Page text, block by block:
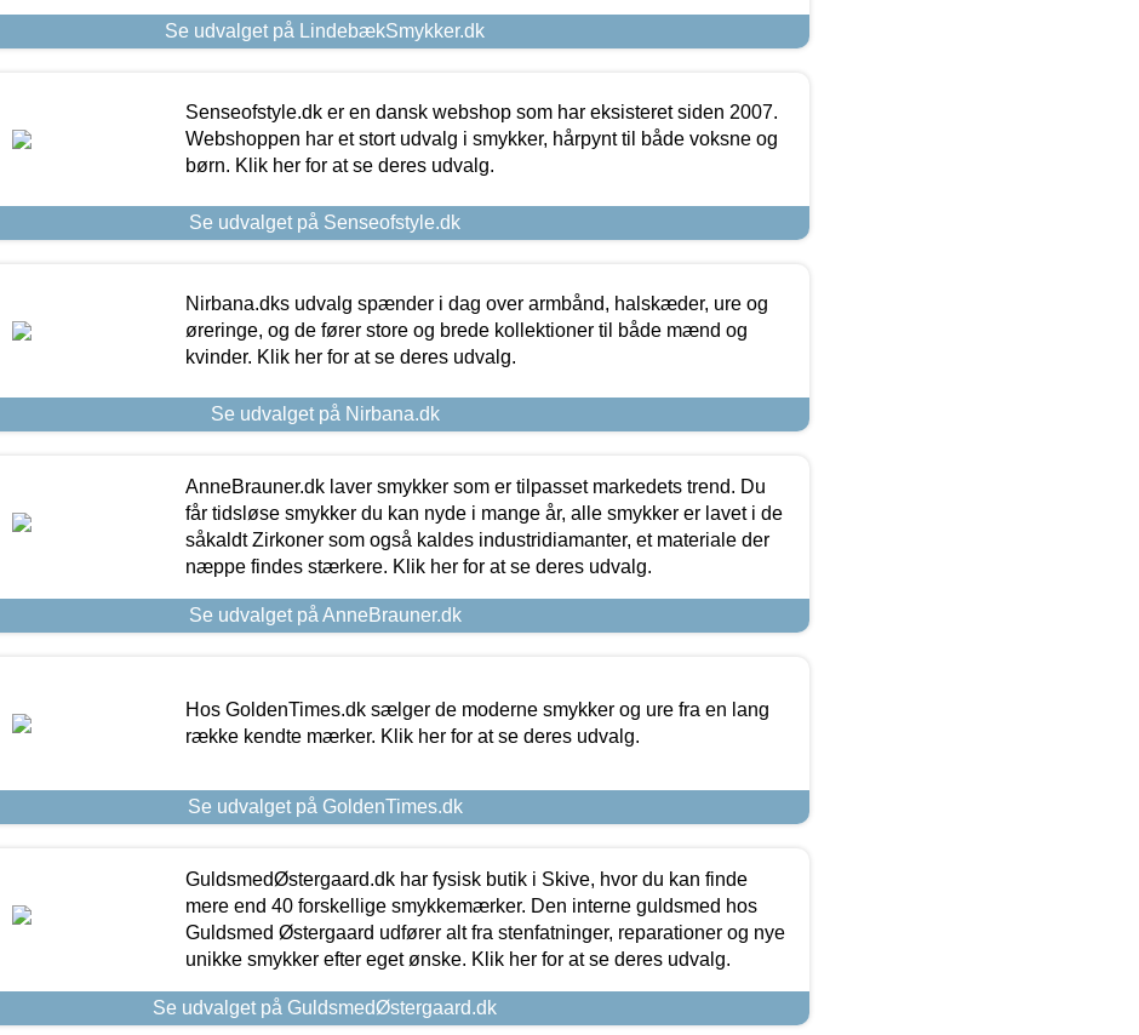
Se udvalget på LindebækSmykker.dk
Senseofstyle.dk er en dansk webshop som har eksisteret siden 2007.
Webshoppen har et stort udvalg i smykker, hårpynt til både voksne og
børn. Klik her for at se deres udvalg.
Se udvalget på Senseofstyle.dk
Nirbana.dks udvalg spænder i dag over armbånd, halskæder, ure og
øreringe, og de fører store og brede kollektioner til både mænd og
kvinder. Klik her for at se deres udvalg.
Se udvalget på Nirbana.dk
AnneBrauner.dk laver smykker som er tilpasset markedets trend. Du
får tidsløse smykker du kan nyde i mange år, alle smykker er lavet i de
såkaldt Zirkoner som også kaldes industridiamanter, et materiale der
næppe findes stærkere. Klik her for at se deres udvalg.
Se udvalget på AnneBrauner.dk
Hos GoldenTimes.dk sælger de moderne smykker og ure fra en lang
række kendte mærker. Klik her for at se deres udvalg.
Se udvalget på GoldenTimes.dk
GuldsmedØstergaard.dk har fysisk butik i Skive, hvor du kan finde
mere end 40 forskellige smykkemærker. Den interne guldsmed hos
Guldsmed Østergaard udfører alt fra stenfatninger, reparationer og nye
unikke smykker efter eget ønske. Klik her for at se deres udvalg.
Se udvalget på GuldsmedØstergaard.dk